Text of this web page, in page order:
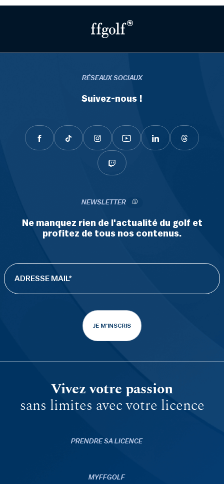
RÉSEAUX SOCIAUX
Suivez-nous !
NEWSLETTER
Ne manquez rien de l'actualité du golf et
profitez de tous nos contenus.
JE M'INSCRIS
Vivez votre passion
sans limites avec votre licence
PRENDRE SA LICENCE
MYFFGOLF